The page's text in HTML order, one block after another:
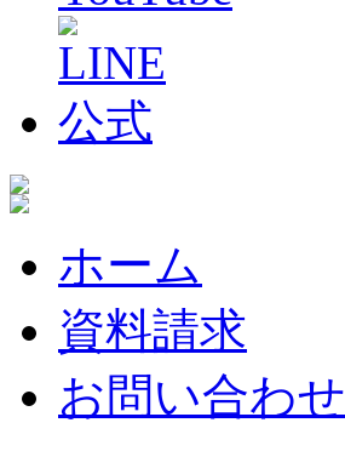
ホーム
資料請求
お問い合わせ